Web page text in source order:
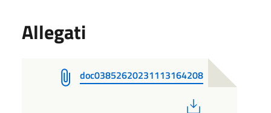
Allegati
doc03852620231113164208